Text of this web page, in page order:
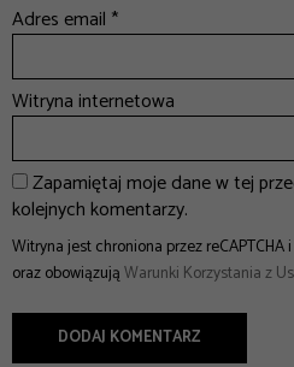
Adres email *
Witryna internetowa
Zapamiętaj moje dane w tej
kolejnych komentarzy.
Witryna jest chroniona przez reCAPTCHA
oraz obowiązująWarunki Korzystania z